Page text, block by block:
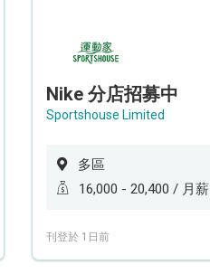
Nike 分店招募中
Sportshouse Limited
多區
16,000 - 20,400 / 月薪
刊登於 1日前